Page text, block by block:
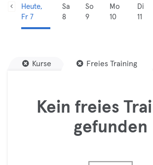
Heute,
Fr 7
Sa
8
So
9
Mo
10
Di
11
Kurse Freies Training
Kein freies
gefunden